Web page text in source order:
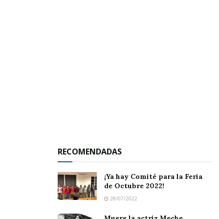
Sus ojos bailotean. Su voz es dulce, melodiosa.
Viste ropa formal. Su esbelta figura atrae a los
chavos. Los conductores la miran, pero ella
RECOMENDADAS
¡Ya hay Comité para la Feria
de Octubre 2022!
28/07/2022